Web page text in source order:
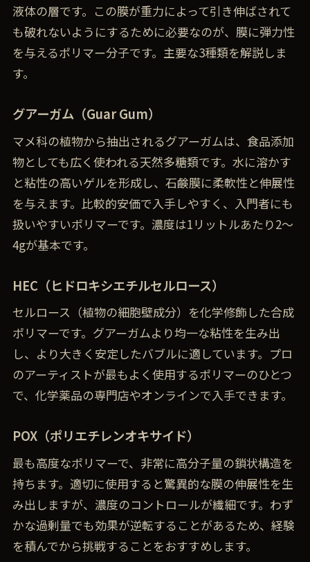
液体の層です。この膜が重力によって引き伸ばされて
も破れないようにするために必要なのが、膜に弾力性
を与えるポリマー分子です。主要な3種類を解説しま
す。
グアーガム（Guar Gum）
マメ科の植物から抽出されるグアーガムは、食品添加
物としても広く使われる天然多糖類です。水に溶かす
と粘性の高いゲルを形成し、石鹸膜に柔軟性と伸展性
を与えます。比較的安価で入手しやすく、入門者にも
扱いやすいポリマーです。濃度は1リットルあたり2〜
4gが基本です。
HEC（ヒドロキシエチルセルロース）
セルロース（植物の細胞壁成分）を化学修飾した合成
ポリマーです。グアーガムより均一な粘性を生み出
し、より大きく安定したバブルに適しています。プロ
のアーティストが最もよく使用するポリマーのひとつ
で、化学薬品の専門店やオンラインで入手できます。
POX（ポリエチレンオキサイド）
最も高度なポリマーで、非常に高分子量の鎖状構造を
持ちます。適切に使用すると驚異的な膜の伸展性を生
み出しますが、濃度のコントロールが繊細です。わず
かな過剰量でも効果が逆転することがあるため、経験
を積んでから挑戦することをおすすめします。